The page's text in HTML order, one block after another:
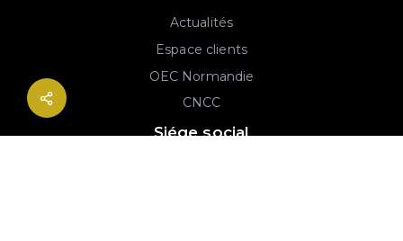
Actualités
Espace clients
OEC Normandie
CNCC
Siége social